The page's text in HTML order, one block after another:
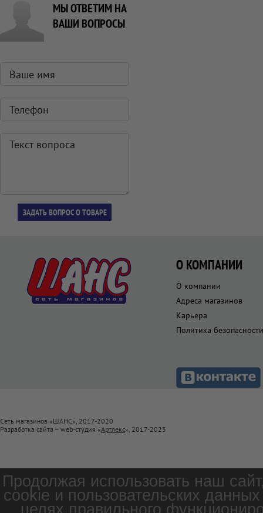
МЫ ОТВЕТИМ НА
ВАШИ ВОПРОСЫ
О КОМПАНИИ
О компании
Адреса магазинов
Карьера
Политика безопасности
Сеть магазинов «ШАНС», 2017-2020
Разработка сайта – web-студия «Артлекс», 2017-2023
Продолжая использовать наш
cookie и пользовательских
целях правильного